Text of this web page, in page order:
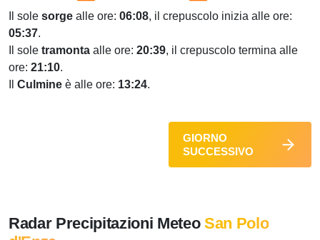
Il sole sorge alle ore: 06:08, il crepuscolo inizia alle ore:
05:37.
Il sole tramonta alle ore: 20:39, il crepuscolo termina alle
ore: 21:10.
Culmine è alle ore: 13:24.
GIORNO
SUCCESSIVO
Radar Precipitazioni MeteoSan Polo